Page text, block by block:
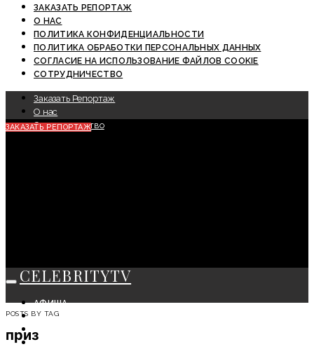
ЗАКАЗАТЬ РЕПОРТАЖ
О НАС
ПОЛИТИКА КОНФИДЕНЦИАЛЬНОСТИ
ПОЛИТИКА ОБРАБОТКИ ПЕРСОНАЛЬНЫХ ДАННЫХ
СОГЛАСИЕ НА ИСПОЛЬЗОВАНИЕ ФАЙЛОВ COOKIE
СОТРУДНИЧЕСТВО
Заказать Репортаж
О нас
Сотрудничество
ЗАКАЗАТЬ РЕПОРТАЖ
CELEBRITYTV
АФИША
СОБЫТИЯ
КРАСОТА
МОДА
POSTS BY TAG
приз